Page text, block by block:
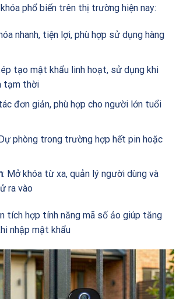
phổ biến trên thị trường hiện nay:
nhanh, tiện lợi, phù hợp sử dụng hàng
tạo mật khẩu linh hoạt, sử dụng khi
tạm thời
đơn giản, phù hợp cho người lớn tuổi
phòng trong trường hợp hết pin hoặc
: Mở khóa từ xa, quản lý người dùng và
ra vào
tích hợp tính năng mã số ảo giúp tăng
nhập mật khẩu